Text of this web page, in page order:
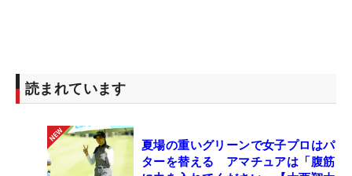
読まれています
夏場の重いグリーンで女子プロはパ
ターを替える アマチュアは「腹筋